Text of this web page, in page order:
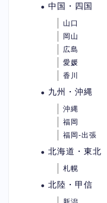
中国・四国
山口
岡山
広島
愛媛
香川
九州・沖縄
沖縄
福岡
福岡-出張
北海道・東北
札幌
北陸・甲信